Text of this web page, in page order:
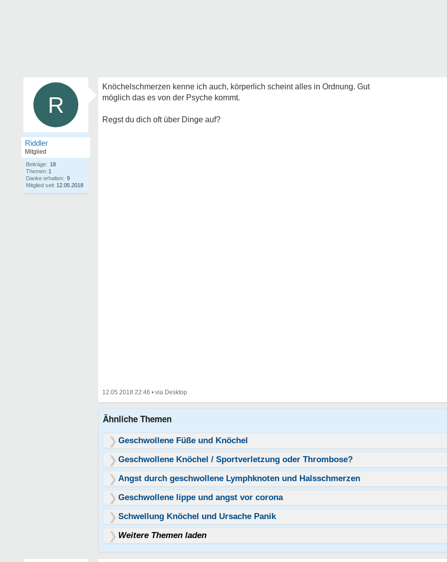
R
Riddler
Mitglied
Beiträge: 18
Themen: 1
Danke erhalten: 9
Mitglied seit: 12.05.2018
Knöchelschmerzen kenne ich auch, körperlich scheint alles in Ordnung. Gut
möglich das es von der Psyche kommt.
Regst du dich oft über Dinge auf?
12.05.2018 22:46 •
Ähnliche Themen
Geschwollene Füße und Knöchel
Geschwollene Knöchel / Sportverletzung oder Thrombose?
Angst durch geschwollene Lymphknoten und Halsschmerzen
Geschwollene lippe und angst vor corona
Schwellung Knöchel und Ursache Panik
Weitere Themen laden